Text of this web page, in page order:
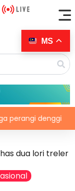
denggi
dua lori treler
MS